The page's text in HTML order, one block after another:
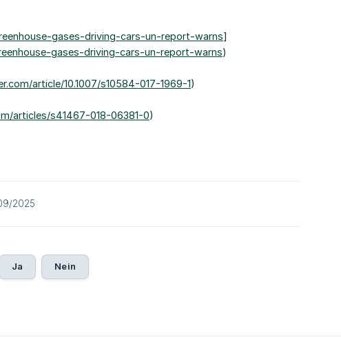
gases-driving-cars-un-report-warns]
gases-driving-cars-un-report-warns)
article/10.1007/s10584-017-1969-1)
articles/s41467-018-06381-0)
2025
Ja Nein